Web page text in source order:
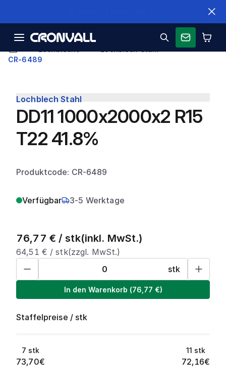
CR-6489
Lochblech Stahl
DD11 1000x2000x2 R15
T22 41.8%
Produktcode: CR-6489
Verfügbar 3-5 Werktage
76,77 € / stk(inkl. MwSt.)
64,51 € /stk(zzgl. MwSt.)
stk
In den Warenkorb (76,77 €)
Staffelpreise / stk
7 stk
73,70€
11 stk
72,16€